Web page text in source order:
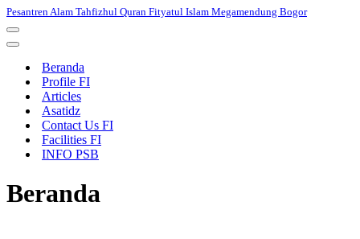
Pesantren Alam Tahfizhul Quran Fityatul Islam Megamendung Bogor
Navigation
Menu
Navigation
Beranda
Profile FI
Articles
Asatidz
Contact Us FI
Facilities FI
INFO PSB
Beranda